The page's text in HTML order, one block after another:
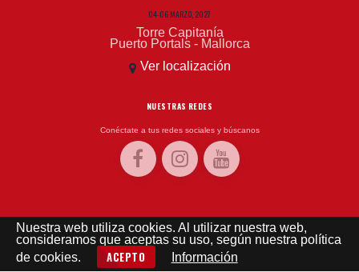
04-06 MARZO, 2027
Torre Capitanía
Puerto Portals - Mallorca
Ver localización
NUESTRAS REDES
Conéctate a tus redes sociales y búscanos
EL TIEMPO
El tiempo - Tutiempo.net
Nuestra web utiliza cookies. Al utilizar nuestra web,
consideramos que aceptas su uso, según nuestra política
de cookies.
ACEPTO Información